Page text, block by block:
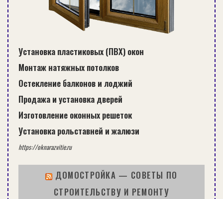
Установка пластиковых (ПВХ) окон
Монтаж натяжных потолков
Остекление балконов и лоджий
Продажа и установка дверей
Изготовление оконных решеток
Установка рольставней и жалюзи
https://oknarazvitie.ru
ДОМОСТРОЙКА — СОВЕТЫ ПО
СТРОИТЕЛЬСТВУ И РЕМОНТУ